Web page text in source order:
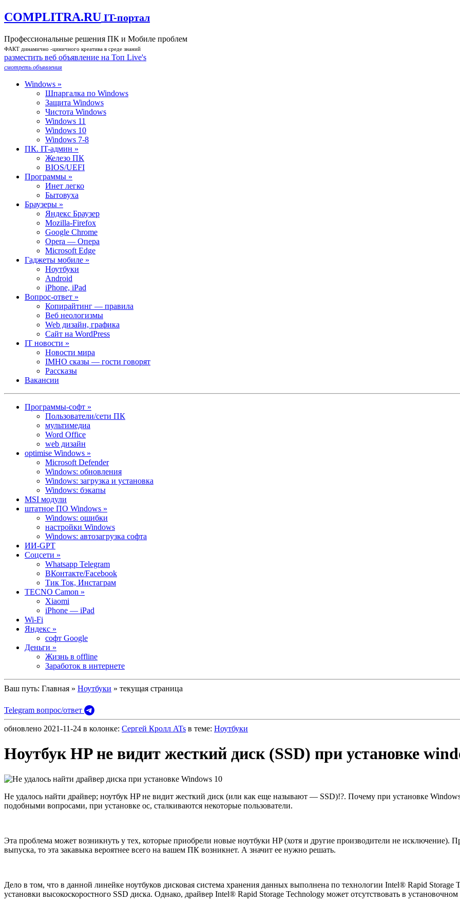
COMPLITRA.RU IT-портал
Профессиональные решения ПК и Мобиле проблем
ФАКТ динамично -циничного креатива в среде знаний
разместить веб объявление на Toп Live's
смотреть объявления
Windows »
Шпаргалка по Windows
Защита Windows
Чистота Windows
Windows 11
Windows 10
Windows 7-8
ПК. IT-админ »
Железо ПК
BIOS/UEFI
Программы »
Инет легко
Бытовуха
Браузеры »
Яндекс Браузер
Mozilla-Firefox
Google Chrome
Opera — Опера
Microsoft Edge
Гаджеты мобиле »
Ноутбуки
Android
iPhone, iPad
Вопрос-ответ »
Копирайтинг — правила
Веб неологизмы
Web дизайн, графика
Сайт на WordPress
IT новости »
Новости мира
IMHO сказы — гости говорят
Рассказы
Вакансии
Программы-софт »
Пользователи/сети ПК
мультимедиа
Word Office
web дизайн
optimise Windows »
Microsoft Defender
Windows: обновления
Windows: загрузка и установка
Windows: бэкапы
MSI модули
штатное ПО Windows »
Windows: ошибки
настройки Windows
Windows: автозагрузка софта
ИИ-GPT
Cоцсети »
Whatsapp Telegram
ВКонтакте/Facebook
Тик Ток, Инстаграм
TECNO Camon »
Xiaomi
iPhone — iPad
Wi-Fi
Яндекс »
софт Google
Деньги »
Жизнь в offline
Заработок в интернете
Ваш путь: Главная » Ноутбуки » текущая страница
Telegram вопрос/ответ
обновлено 2021-11-24 в колонке: Сергей Кролл ATs в теме: Ноутбуки
Ноутбук HP не видит жесткий диск (SSD) при установке
Не удалось найти драйвер; ноутбук HP не видит жесткий диск (или как еще называют — SSD)!?. Почему при установке
подобными вопросами, при установке ос, сталкиваются некоторые пользователи.
Эта проблема может возникнуть у тех, которые приобрели новые ноутбуки HP (хотя и другие производители не исключение).
выпуска, то эта закавыка вероятнее всего на вашем ПК возникнет. А значит ее нужно решать.
Дело в том, что в данной линейке ноутбуков дисковая система хранения данных выполнена по технологии Intel® Rapid
установки высокоскоростного SSD диска. Однако, драйвер Intel® Rapid Storage Technology может отсутствовать в